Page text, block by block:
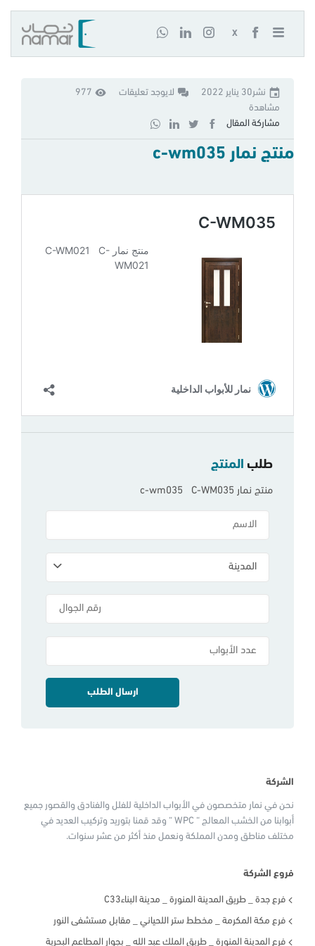
X
نشر30 يناير 2022 لايوجد تعليقات
977
مشاهدة
مشاركة المقال
منتج نمار c-wm035
طلب المنتج
منتج نمار c-wm035 C-WM035
المدينة
الشركة
نحن في نمار متخصصون في الأبواب الداخلية للفلل والفنادق والقصور جميع
أبوابنا من الخشب المعالج “ WPC “ وقد قمنا بتوريد وتركيب العديد في
مختلف مناطق ومدن المملكة ونعمل منذ أكثر من عشر سنوات.
فروع الشركة
فرع جدة _ طريق المدينة المنورة _ مدينة البناءC33
فرع مكة المكرمة _ مخطط ستر اللحياني _ مقابل مستشفى النور
فرع المدينة المنورة _ طريق الملك عبد الله _ بجوار المطاعم البحرية